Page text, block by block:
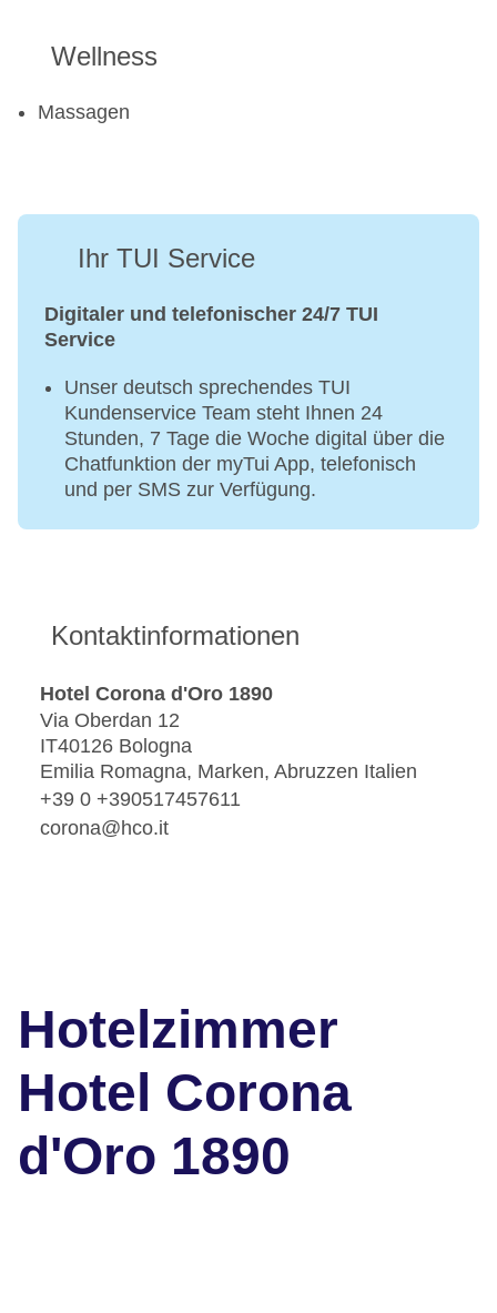
Wellness
Massagen
Ihr TUI Service
Digitaler und telefonischer 24/7 TUI
Service
Unser deutsch sprechendes TUI
Kundenservice Team steht Ihnen 24
Stunden, 7 Tage die Woche digital über die
Chatfunktion der myTui App, telefonisch
und per SMS zur Verfügung.
Kontaktinformationen
Hotel Corona d'Oro 1890
Via Oberdan 12
IT40126 Bologna
Emilia Romagna, Marken, Abruzzen Italien
+39 0 +390517457611
corona@hco.it
Hotelzimmer
Hotel Corona
d'Oro 1890